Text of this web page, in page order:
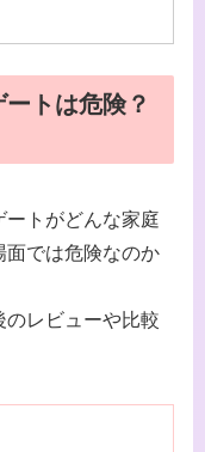
ートは危険？
ートがどんな家庭
面では危険なのか
レビューや比較